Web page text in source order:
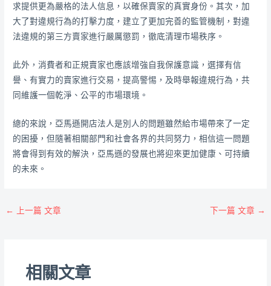
求提供更為嚴格的法人信息，以確保賣家的真實身份。其次，加
大了對違規行為的打擊力度，建立了更加完善的監管機制，對違
法違規的第三方賣家進行嚴厲懲罰，徹底清理市場秩序。
此外，消費者和正規賣家也應該增強自我保護意識，選擇有信
譽、有實力的賣家進行交易，提高警惕，及時舉報違規行為，共
同維護一個乾淨、公平的市場環境。
總的來說，亞馬遜開店法人是別人的問題雖然給市場帶來了一定
的困擾，但隨著相關部門和社會各界的共同努力，相信這一問題
將會得到有效的解決，亞馬遜的發展也將迎來更加健康、可持續
的未來。
← 上一篇 文章 下一篇 文章 →
相關文章